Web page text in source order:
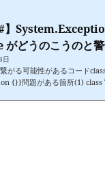
】
どうのこうのと
日
可能性があるコードclass Test { public
{}}問題がある箇所(1)
: System.Exception { publicを継承